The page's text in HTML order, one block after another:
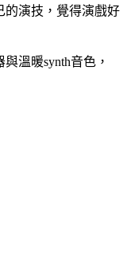
的演技，覺得演戲好
溫暖synth音色，